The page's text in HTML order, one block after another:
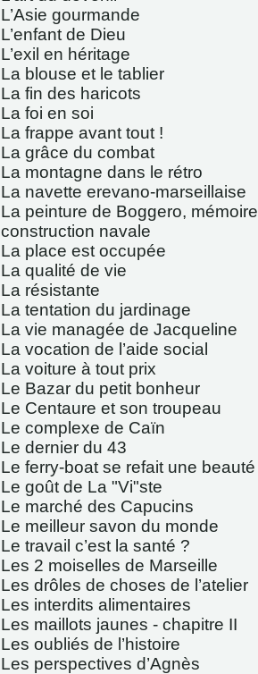
L’Asie gourmande
L’enfant de Dieu
L’exil en héritage
La blouse et le tablier
La fin des haricots
La foi en soi
La frappe avant tout !
La grâce du combat
La montagne dans le rétro
La navette erevano-marseillaise
La peinture de Boggero,
construction navale
La place est occupée
La qualité de vie
La résistante
La tentation du jardinage
La vie managée de Jacqueline
La vocation de l’aide social
La voiture à tout prix
Le Bazar du petit bonheur
Le Centaure et son troupeau
Le complexe de Caïn
Le dernier du 43
Le ferry-boat se refait une beauté
Le goût de La "Vi"ste
Le marché des Capucins
Le meilleur savon du monde
Le travail c’est la santé ?
Les 2 moiselles de Marseille
Les drôles de choses de l’atelier
Les interdits alimentaires
Les maillots jaunes - chapitre II
Les oubliés de l’histoire
Les perspectives d’Agnès